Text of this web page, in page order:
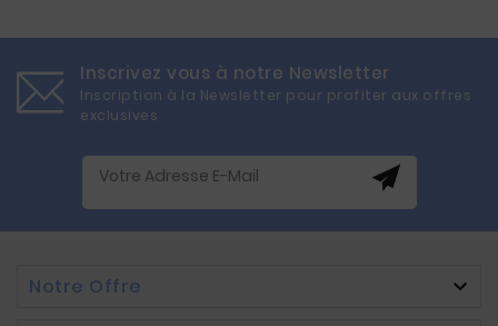
Inscrivez vous à notre Newsletter
Inscription à la Newsletter pour profiter aux offres
exclusives
Notre Offre 